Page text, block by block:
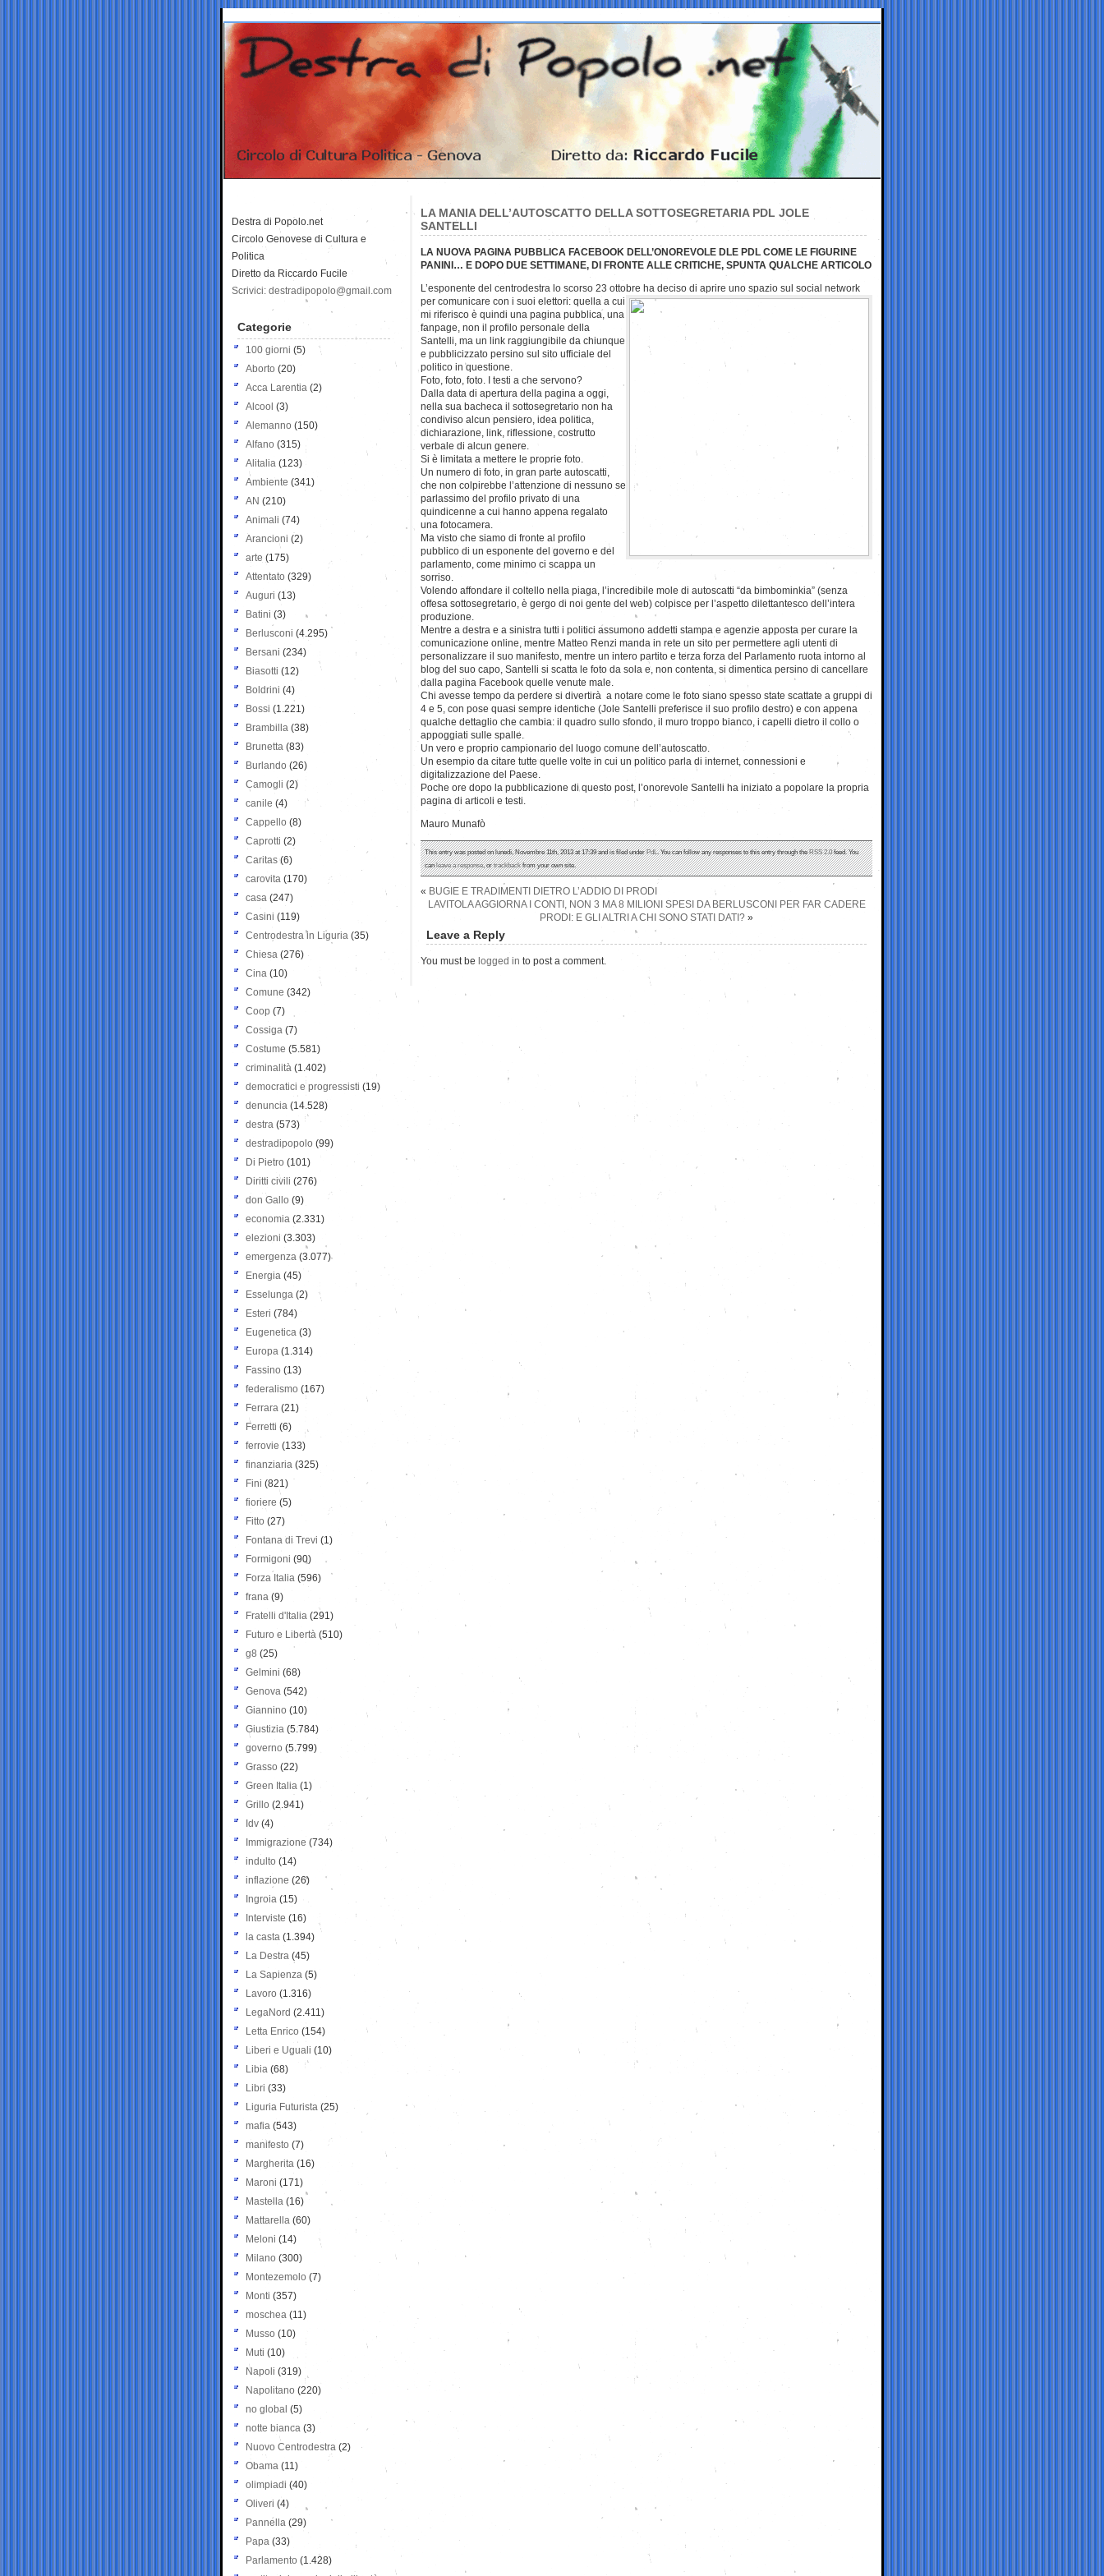
LA MANIA DELL’AUTOSCATTO DELLA SOTTOSEGRETARIA PDL JOLE
SANTELLI
LA NUOVA PAGINA PUBBLICA FACEBOOK DELL’ONOREVOLE DLE PDL COME LE FIGURINE
PANINI… E DOPO DUE SETTIMANE, DI FRONTE ALLE CRITICHE, SPUNTA QUALCHE ARTICOLO
L’esponente del centrodestra lo scorso 23 ottobre ha deciso di aprire uno spazio sul social network
per comunicare con i suoi elettori: quella a cui
mi riferisco è quindi una pagina pubblica, una
fanpage, non il profilo personale della
Santelli, ma un link raggiungibile da chiunque
e pubblicizzato persino sul sito ufficiale del
politico in questione.
Foto, foto, foto. I testi a che servono?
Dalla data di apertura della pagina a oggi,
nella sua bacheca il sottosegretario non ha
condiviso alcun pensiero, idea politica,
dichiarazione, link, riflessione, costrutto
verbale di alcun genere.
Si è limitata a mettere le proprie foto.
Un numero di foto, in gran parte autoscatti,
che non colpirebbe l’attenzione di nessuno se
parlassimo del profilo privato di una
quindicenne a cui hanno appena regalato
una fotocamera.
Ma visto che siamo di fronte al profilo
pubblico di un esponente del governo e del
parlamento, come minimo ci scappa un
sorriso.
Volendo affondare il coltello nella piaga, l’incredibile mole di autoscatti “da bimbominkia” (senza
offesa sottosegretario, è gergo di noi gente del web) colpisce per l’aspetto dilettantesco dell’intera
produzione.
Mentre a destra e a sinistra tutti i politici assumono addetti stampa e agenzie apposta per curare la
comunicazione online, mentre Matteo Renzi manda in rete un sito per permettere agli utenti di
personalizzare il suo manifesto, mentre un intero partito e terza forza del Parlamento ruota intorno al
blog del suo capo, Santelli si scatta le foto da sola e, non contenta, si dimentica persino di cancellare
dalla pagina Facebook quelle venute male.
Chi avesse tempo da perdere si divertirà a notare come le foto siano spesso state scattate a gruppi di
4 e 5, con pose quasi sempre identiche (Jole Santelli preferisce il suo profilo destro) e con appena
qualche dettaglio che cambia: il quadro sullo sfondo, il muro troppo bianco, i capelli dietro il collo o
appoggiati sulle spalle.
Un vero e proprio campionario del luogo comune dell’autoscatto.
Un esempio da citare tutte quelle volte in cui un politico parla di internet, connessioni e
digitalizzazione del Paese.
Poche ore dopo la pubblicazione di questo post, l’onorevole Santelli ha iniziato a popolare la propria
pagina di articoli e testi.
Mauro Munafò
This entry was posted on lunedì, Novembre 11th, 2013 at 17:39 and is filed underPdL. You can follow any responses to this entry through theRSS 2.0feed. You
canleave a response, ortrackbackfrom your own site.
« BUGIE E TRADIMENTI DIETRO L’ADDIO DI PRODI
LAVITOLA AGGIORNA I CONTI, NON 3 MA 8 MILIONI SPESI DA BERLUSCONI PER FAR CADERE
PRODI: E GLI ALTRI A CHI SONO STATI DATI? »
Leave a Reply
You must be logged in to post a comment.
Destra di Popolo.net
Circolo Genovese di Cultura e
Politica
Diretto da Riccardo Fucile
Scrivici: destradipopolo@gmail.com
Categorie
100 giorni (5)
Aborto (20)
Acca Larentia (2)
Alcool (3)
Alemanno (150)
Alfano (315)
Alitalia (123)
Ambiente (341)
AN (210)
Animali (74)
Arancioni (2)
arte (175)
Attentato (329)
Auguri (13)
Batini (3)
Berlusconi (4.295)
Bersani (234)
Biasotti (12)
Boldrini (4)
Bossi (1.221)
Brambilla (38)
Brunetta (83)
Burlando (26)
Camogli (2)
canile (4)
Cappello (8)
Caprotti (2)
Caritas (6)
carovita (170)
casa (247)
Casini (119)
Centrodestra in Liguria (35)
Chiesa (276)
Cina (10)
Comune (342)
Coop (7)
Cossiga (7)
Costume (5.581)
criminalità (1.402)
democratici e progressisti (19)
denuncia (14.528)
destra (573)
destradipopolo (99)
Di Pietro (101)
Diritti civili (276)
don Gallo (9)
economia (2.331)
elezioni (3.303)
emergenza (3.077)
Energia (45)
Esselunga (2)
Esteri (784)
Eugenetica (3)
Europa (1.314)
Fassino (13)
federalismo (167)
Ferrara (21)
Ferretti (6)
ferrovie (133)
finanziaria (325)
Fini (821)
fioriere (5)
Fitto (27)
Fontana di Trevi (1)
Formigoni (90)
Forza Italia (596)
frana (9)
Fratelli d'Italia (291)
Futuro e Libertà (510)
g8 (25)
Gelmini (68)
Genova (542)
Giannino (10)
Giustizia (5.784)
governo (5.799)
Grasso (22)
Green Italia (1)
Grillo (2.941)
Idv (4)
Immigrazione (734)
indulto (14)
inflazione (26)
Ingroia (15)
Interviste (16)
la casta (1.394)
La Destra (45)
La Sapienza (5)
Lavoro (1.316)
LegaNord (2.411)
Letta Enrico (154)
Liberi e Uguali (10)
Libia (68)
Libri (33)
Liguria Futurista (25)
mafia (543)
manifesto (7)
Margherita (16)
Maroni (171)
Mastella (16)
Mattarella (60)
Meloni (14)
Milano (300)
Montezemolo (7)
Monti (357)
moschea (11)
Musso (10)
Muti (10)
Napoli (319)
Napolitano (220)
no global (5)
notte bianca (3)
Nuovo Centrodestra (2)
Obama (11)
olimpiadi (40)
Oliveri (4)
Pannella (29)
Papa (33)
Parlamento (1.428)